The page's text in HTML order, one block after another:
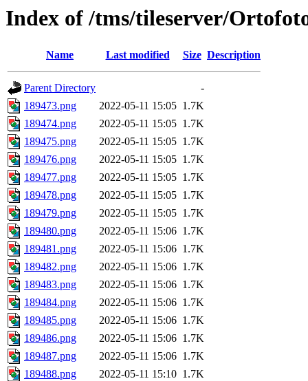
Index of /tms/tileserver/
Name Last modified Size Description
Parent Directory
-
189473.png
2022-05-11 15:05 1.7K
189474.png
2022-05-11 15:05 1.7K
189475.png
2022-05-11 15:05 1.7K
189476.png
2022-05-11 15:05 1.7K
189477.png
2022-05-11 15:05 1.7K
189478.png
2022-05-11 15:05 1.7K
189479.png
2022-05-11 15:05 1.7K
189480.png
2022-05-11 15:06 1.7K
189481.png
2022-05-11 15:06 1.7K
189482.png
2022-05-11 15:06 1.7K
189483.png
2022-05-11 15:06 1.7K
189484.png
2022-05-11 15:06 1.7K
189485.png
2022-05-11 15:06 1.7K
189486.png
2022-05-11 15:06 1.7K
189487.png
2022-05-11 15:06 1.7K
189488.png
2022-05-11 15:10 1.7K